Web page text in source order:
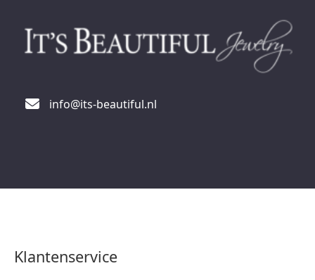
info@its-beautiful.nl
Klantenservice